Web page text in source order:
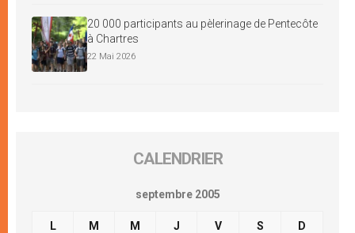
20 000 participants au pèlerinage de Pentecôte
à Chartres
22 Mai 2026
CALENDRIER
septembre 2005
L M M J V S D